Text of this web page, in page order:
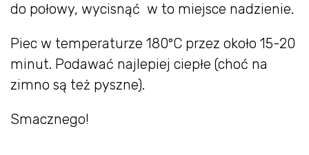
do połowy, wycisnąć w to miejsce nadzienie.
Piec w temperaturze 180ºC przez około 15-20
minut. Podawać najlepiej ciepłe (choć na
zimno są też pyszne).
Smacznego!